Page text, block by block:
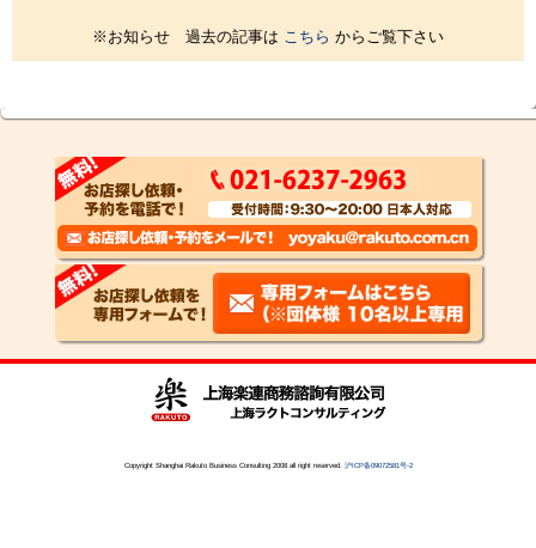
※お知らせ 過去の記事は こちら からご覧下さい
Copyright Shanghai Rakuto Business Consulting 2008 all right reserved. 沪ICP备09072581号-2